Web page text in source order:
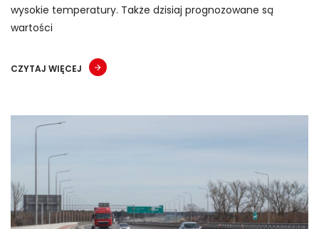
wysokie temperatury. Także dzisiaj prognozowane są
wartości
CZYTAJ WIĘCEJ